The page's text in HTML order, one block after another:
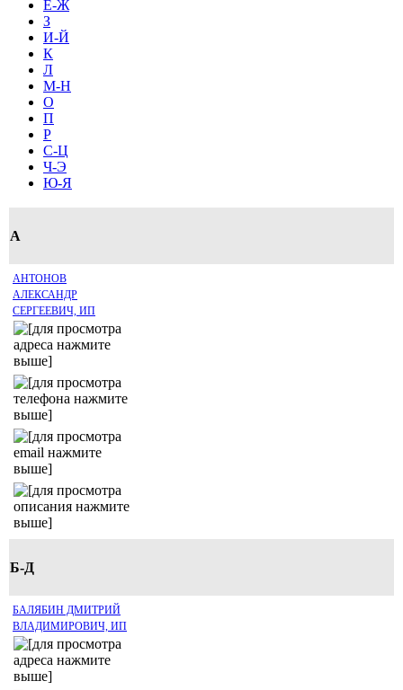
Е-Ж
З
И-Й
К
Л
М-Н
О
П
Р
С-Ц
Ч-Э
Ю-Я
А
АНТОНОВ
АЛЕКСАНДР
СЕРГЕЕВИЧ, ИП
Б-Д
БАЛЯБИН ДМИТРИЙ
ВЛАДИМИРОВИЧ, ИП